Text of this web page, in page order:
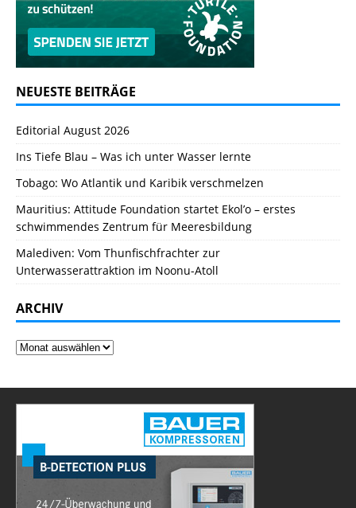
NEUESTE BEITRÄGE
Editorial August 2026
Ins Tiefe Blau – Was ich unter Wasser lernte
Tobago: Wo Atlantik und Karibik verschmelzen
Mauritius: Attitude Foundation startet Ekol’o – erstes
schwimmendes Zentrum für Meeresbildung
Malediven: Vom Thunfischfrachter zur
Unterwasserattraktion im Noonu-Atoll
ARCHIV